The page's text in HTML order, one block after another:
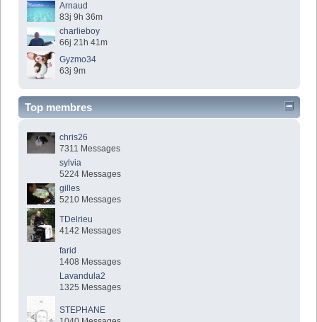
Arnaud
83j 9h 36m
charlieboy
66j 21h 41m
Gyzmo34
63j 9m
Top membres
chris26
7311 Messages
sylvia
5224 Messages
gilles
5210 Messages
TDelrieu
4142 Messages
farid
1408 Messages
Lavandula2
1325 Messages
STEPHANE